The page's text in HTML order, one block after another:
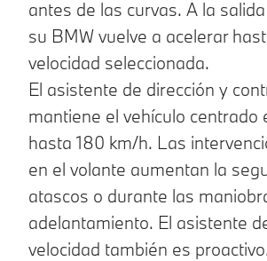
antes de las curvas. A la
su BMW vuelve a acelerar
velocidad seleccionada.
El asistente de dirección y
mantiene el vehículo centrado
hasta 180 km/h. Las
en el volante aumentan la
atascos o durante las
adelantamiento. El asistente
velocidad también es